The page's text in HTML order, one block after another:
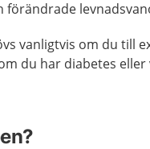
vanligtvis om du till
du har diabetes